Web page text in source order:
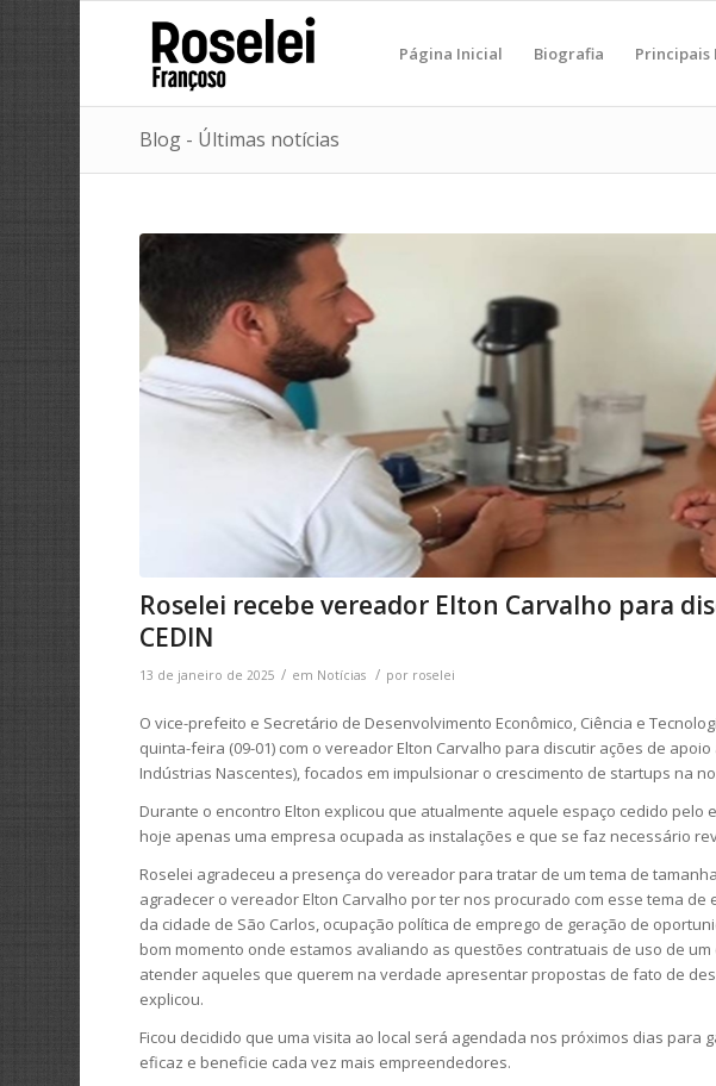
Página Inicial Biografia Principais
Blog - Últimas notícias
Roselei recebe vereador Elton Carvalho para
CEDIN
13 de janeiro de 2025 / em Notícias / por roselei
O vice-prefeito e Secretário de Desenvolvimento Econômico, Ciência e
quinta-feira (09-01) com o vereador Elton Carvalho para discutir ações de
Indústrias Nascentes), focados em impulsionar o crescimento de startups na
Durante o encontro Elton explicou que atualmente aquele espaço cedido
hoje apenas uma empresa ocupada as instalações e que se faz necessário
Roselei agradeceu a presença do vereador para tratar de um tema de
agradecer o vereador Elton Carvalho por ter nos procurado com esse tema
da cidade de São Carlos, ocupação política de emprego de geração de
bom momento onde estamos avaliando as questões contratuais de uso de
atender aqueles que querem na verdade apresentar propostas de fato de
explicou.
Ficou decidido que uma visita ao local será agendada nos próximos dias para
eficaz e beneficie cada vez mais empreendedores.